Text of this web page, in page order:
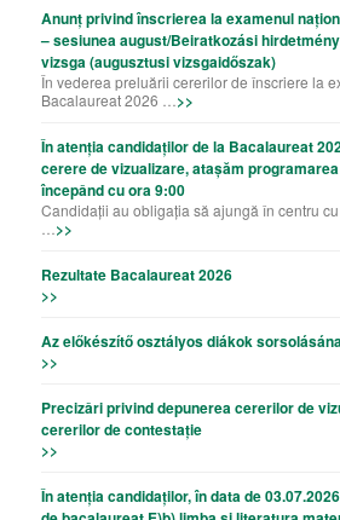
Anunț privind înscrierea la examenul
– sesiunea august/Beiratkozási
vizsga (augusztusi vizsgaidőszak)
În vederea preluării cererilor de înscriere la
Bacalaureat 2026 … >>
În atenția candidaților de la Bacalaureat
cerere de vizualizare, atașăm
începând cu ora 9:00
Candidații au obligația să ajungă în centru
>>
Rezultate Bacalaureat 2026
>>
Az előkészítő osztályos diákok
>>
Precizǎri privind depunerea cererilor de
cererilor de contestație
>>
În atenția candidaților, în data de